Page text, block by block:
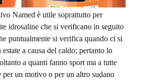
Named è utile soprattutto per
idrosaline che si verificano in seguito
puntualmente si verifica quando ci si
a causa del caldo; pertanto lo
a quanti fanno sport ma a tutte
per un motivo o per un altro sudano